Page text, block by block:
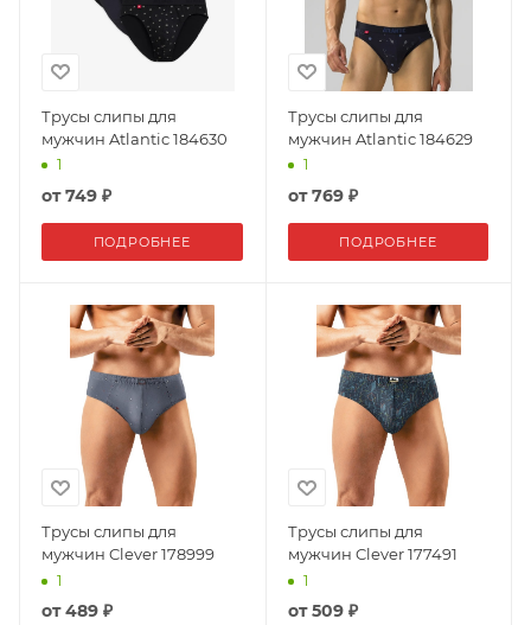
Трусы слипы для
мужчин Atlantic 184630
1
от749 ₽
ПОДРОБНЕЕ
Трусы слипы для
мужчин Atlantic 184629
1
от769 ₽
ПОДРОБНЕЕ
Трусы слипы для
мужчин Clever 178999
1
от489 ₽
Трусы слипы для
мужчин Clever 177491
1
от509 ₽